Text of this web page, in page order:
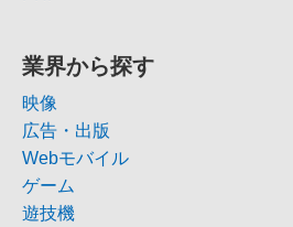
業界から探す
映像
広告・出版
Webモバイル
ゲーム
遊技機